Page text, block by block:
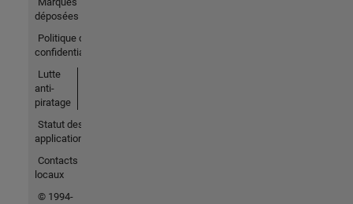
déposées
Politique de
confidentialité
Lutte
anti-
piratage
Statut des
applications
Contacts
locaux
© 1994-